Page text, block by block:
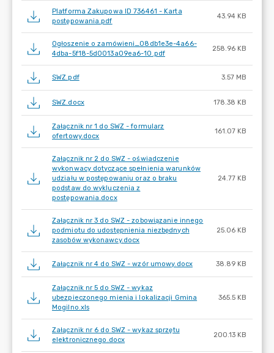
Platforma Zakupowa ID 736461 - Karta
postępowania.pdf
43.94 KB
Ogłoszenie o zamówieni_08db1e3e-4a66-
4dba-5f18-5d0013a09ea6-10.pdf
258.96 KB
SWZ.pdf 3.57 MB
SWZ.docx 178.38 KB
Załącznik nr 1 do SWZ - formularz
ofertowy.docx
161.07 KB
Załącznik nr 2 do SWZ - oświadczenie
wykonwacy dotyczące spełnienia warunków
udziału w postępowaniu oraz o braku
podstaw do wykluczenia z
postępowania.docx
24.77 KB
Załącznik nr 3 do SWZ - zobowiązanie innego
podmiotu do udostępnienia niezbędnych
zasobów wykonawcy.docx
25.06 KB
Załącznik nr 4 do SWZ - wzór umowy.docx 38.89 KB
Załącznik nr 5 do SWZ - wykaz
ubezpieczonego mienia i lokalizacji Gmina
Mogilno.xls
365.5 KB
Załącznik nr 6 do SWZ - wykaz sprzętu
elektronicznego.docx
200.13 KB